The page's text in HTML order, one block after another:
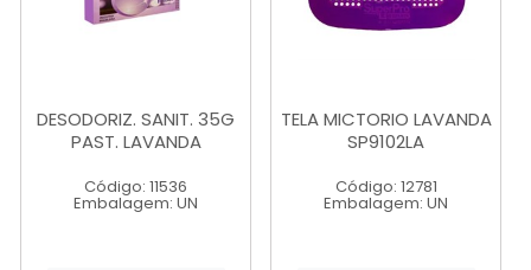
DESODORIZ. SANIT. 35G
PAST. LAVANDA
Código: 11536
Embalagem: UN
TELA MICTORIO LAVANDA
SP9102LA
Código: 12781
Embalagem: UN